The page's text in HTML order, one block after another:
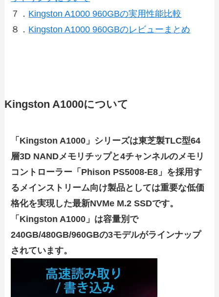
７． Kingston A1000 960GBの実用性能比較
８． Kingston A1000 960GBのレビューまとめ
Kingston A1000について
「Kingston A1000」シリーズは東芝製TLC型64
層3D NANDメモリチップと4チャンネルのメモリ
コントローラー「Phison PS5008-E8」を採用す
るメインストリーム向け製品としては重要な低価
格化を実現した最新NVMe M.2 SSDです。
「Kingston A1000」は容量別で
240GB/480GB/960GBの3モデルがラインナップ
されています。